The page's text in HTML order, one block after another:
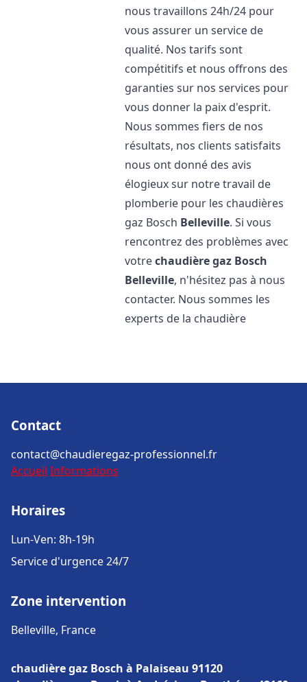
nous travaillons 24h/24 pour
vous assurer un service de
qualité. Nos tarifs sont
compétitifs et nous offrons des
garanties sur nos services pour
vous donner la paix d'esprit.
Nous sommes fiers de nos
résultats, nos clients satisfaits
nous ont donné des avis
élogieux sur notre travail de
plomberie pour les chaudières
gaz Bosch Belleville. Si vous
rencontrez des problèmes avec
votrechaudière gaz Bosch
Belleville, n'hésitez pas à nous
contacter. Nous sommes les
experts de la chaudière
Contact
contact@chaudieregaz-professionnel.fr
Accueil Informations
Horaires
Lun-Ven: 8h-19h
Service d'urgence 24/7
Zone intervention
Belleville, France
chaudière gaz Bosch à Palaiseau 91120